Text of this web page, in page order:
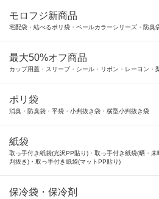
モロフジ新商品
宅配袋・結べるポリ袋・ペールカラーシリーズ・防臭
最大50%オフ商品
カップ用蓋・スリーブ・シール・リボン・レーヨン・
ポリ袋
消臭・防臭袋・平袋・小判抜き袋・横型小判抜き袋
紙袋
取っ手付き紙袋(光沢PP貼り)・取っ手付き紙袋(晒・
判抜き)・取っ手付き紙袋(マットPP貼り)
保冷袋・保冷剤